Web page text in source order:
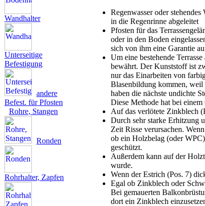
Wandhalter
Unterseitige
Befestigung
andere
Befest. für Pfosten
Rohre, Stangen
Ronden
Rohrhalter, Zapfen
Regenwasser oder
in die Regenrinne abgeleitet
Pfosten für das
oder in den Boden
sich von ihm eine Garantie
Um eine bestehende
bewährt. Der Kunststoff ist
nur das Einarbeiten von
Blasenbildung kommen, weil
haben die nächste undichte
Diese Methode hat bei
Auf das verlötete Zinkblech
Durch sehr starke Erhitzung
Zeit Risse verursachen.
ob ein Holzbelag (oder
geschützt.
Außerdem kann auf der
wurde.
Wenn der Estrich (Pos. 7)
Egal ob Zinkblech oder
Bei gemauerten
dort ein Zinkblech